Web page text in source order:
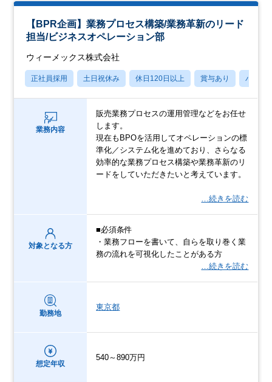
【BPR企画】業務プロセス構築/業務革新のリード
担当/ビジネスオペレーション部
ウィーメックス株式会社
正社員採用 土日祝休み 休日120日以上 賞与あり パパマ
業務内容
販売業務プロセスの運用管理などをお任せ
します。
現在もBPOを活用してオペレーションの標
準化／システム化を進めており、さらなる
効率的な業務プロセス構築や業務革新のリ
ードをしていただきたいと考えています。
…続きを読む
対象となる方
■必須条件
・業務フローを書いて、自らを取り巻く業
務の流れを可視化したことがある方
…続きを読む
勤務地
東京都
想定年収
540～890万円